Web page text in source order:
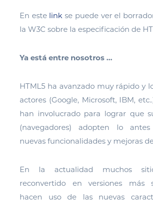
En este linkse puede ver el
la W3C sobre la especificación de
Ya está entre nosotros …
HTML5 ha avanzado muy rápido y
actores (Google, Microsoft, IBM,
han involucrado para lograr que
(navegadores) adopten lo
nuevas funcionalidades y mejoras
En la actualidad muchos
reconvertido en versiones más
hacen uso de las nuevas